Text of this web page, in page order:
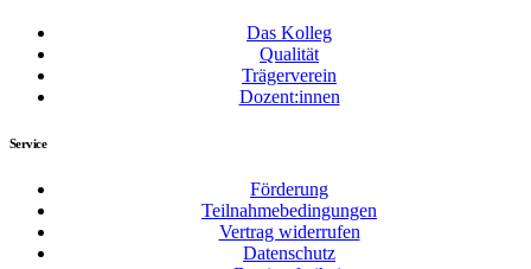
Das Kolleg
Qualität
Trägerverein
Dozent:innen
Service
Förderung
Teilnahmebedingungen
Vertrag widerrufen
Datenschutz